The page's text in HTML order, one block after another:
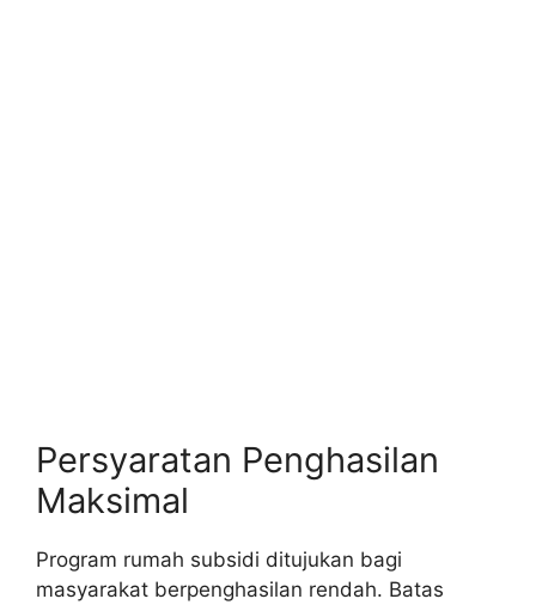
Persyaratan Penghasilan
Maksimal
Program rumah subsidi ditujukan bagi
masyarakat berpenghasilan rendah. Batas